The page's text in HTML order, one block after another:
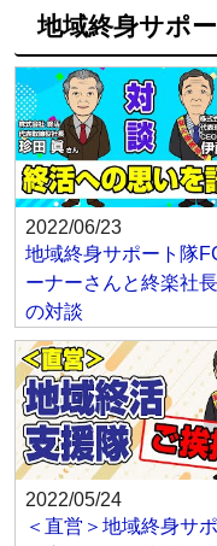
地域終身サポ
2022/06/23
地域終身サポート隊
ーナーさんと終楽社
の対談
2022/05/24
＜直営＞地域終身サ